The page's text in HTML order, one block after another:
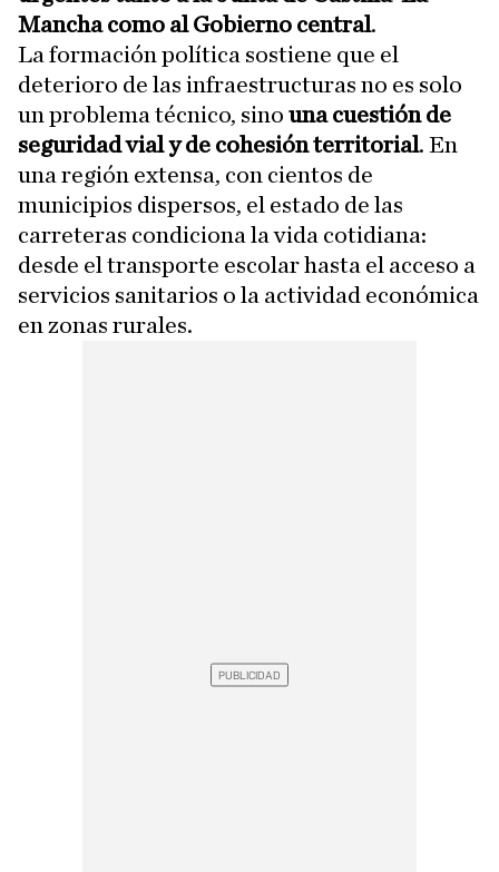
Mancha como al Gobierno central.
La formación política sostiene que el
deterioro de las infraestructuras no es solo
un problema técnico, sino una cuestión de
seguridad vial y de cohesión territorial. En
una región extensa, con cientos de
municipios dispersos, el estado de las
carreteras condiciona la vida cotidiana:
desde el transporte escolar hasta el acceso a
servicios sanitarios o la actividad económica
en zonas rurales.